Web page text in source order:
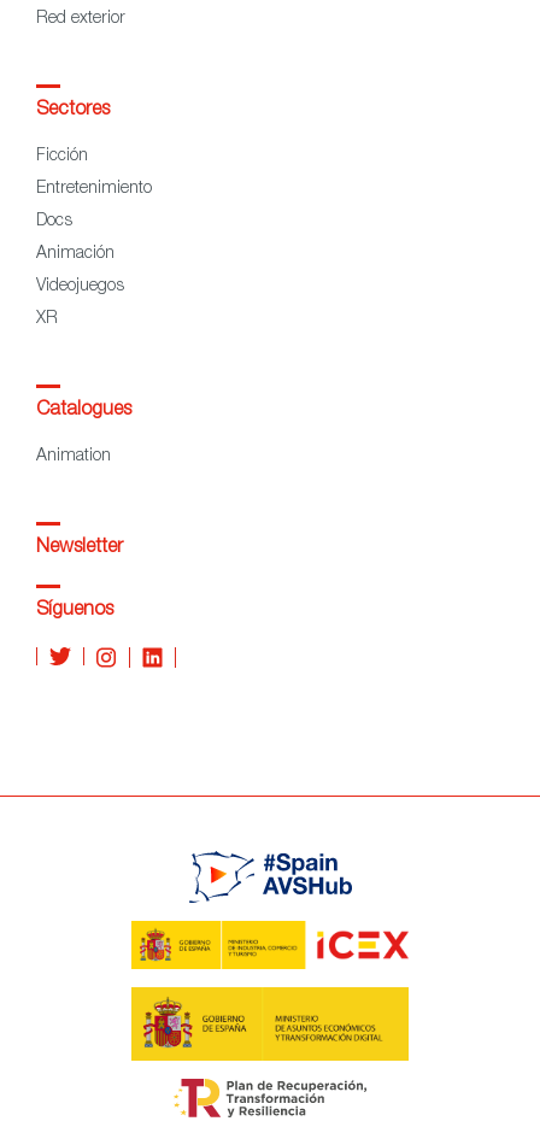
Red exterior
Sectores
Ficción
Entretenimiento
Docs
Animación
Videojuegos
XR
Catalogues
Animation
Newsletter
Síguenos